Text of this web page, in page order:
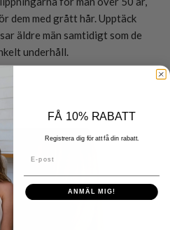
dem med grått hår. Upptäck
äldre män samtidigt som de
underhåll.
FÅ 10% RABATT
Registrera dig för att få din rabatt.
ANMÄL MIG!